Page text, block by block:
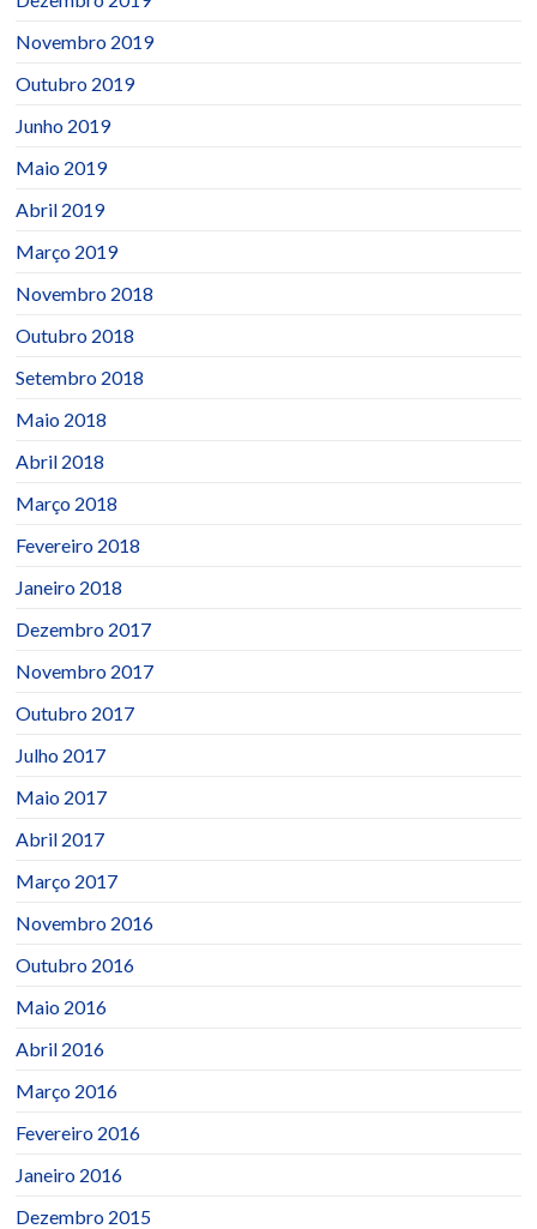
Novembro 2019
Outubro 2019
Junho 2019
Maio 2019
Abril 2019
Março 2019
Novembro 2018
Outubro 2018
Setembro 2018
Maio 2018
Abril 2018
Março 2018
Fevereiro 2018
Janeiro 2018
Dezembro 2017
Novembro 2017
Outubro 2017
Julho 2017
Maio 2017
Abril 2017
Março 2017
Novembro 2016
Outubro 2016
Maio 2016
Abril 2016
Março 2016
Fevereiro 2016
Janeiro 2016
Dezembro 2015